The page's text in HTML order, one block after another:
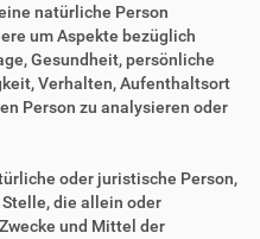
natürliche Person
um Aspekte bezüglich
Gesundheit, persönliche
Verhalten, Aufenthaltsort
Person zu analysieren oder
oder juristische Person,
die allein oder
und Mittel der